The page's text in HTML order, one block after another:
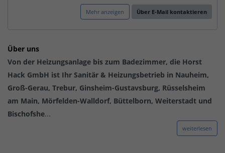
Mehr anzeigen Über E-Mail kontaktieren
Über uns
Von der Heizungsanlage bis zum Badezimmer, die Horst
Hack GmbH ist Ihr Sanitär & Heizungsbetrieb in Nauheim,
Groß-Gerau, Trebur, Ginsheim-Gustavsburg, Rüsselsheim
am Main, Mörfelden-Walldorf, Büttelborn, Weiterstadt und
Bischofshe...
weiterlesen